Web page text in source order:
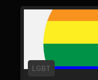
LGBT